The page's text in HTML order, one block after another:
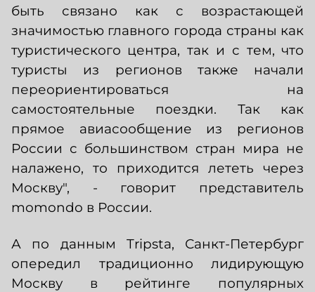
быть связано как с возрастающей
значимостью главного города страны как
туристического центра, так и с тем, что
туристы из регионов также начали
переориентироваться на
самостоятельные поездки. Так как
прямое авиасообщение из регионов
России с большинством стран мира не
налажено, то приходится лететь через
Москву", - говорит представитель
momondo в России.
А по данным Tripsta, Санкт-Петербург
опередил традиционно лидирующую
Москву в рейтинге популярных